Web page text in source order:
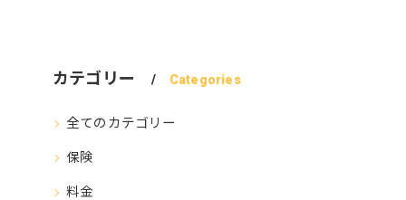
カテゴリー Categories
全てのカテゴリー
保険
料金